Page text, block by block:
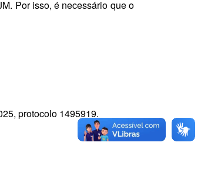
Por isso, é necessário que o
protocolo 1495919.